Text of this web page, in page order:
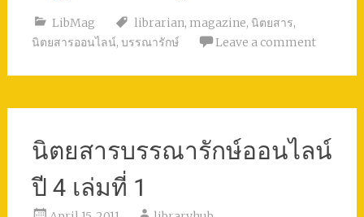
LibMag librarian, magazine, นิตยสาร,
นิตยสารออนไลน์, บรรณารักษ์ Leave a comment
นิตยสารบรรณารักษ์ออนไลน์
ปี 4 เล่มที่ 1